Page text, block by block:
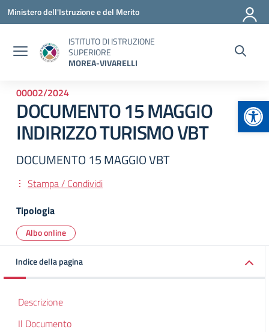
Vai ai contenuti
Vai al menu di navigazione
Vai al footer
Ministero dell'Istruzione e del Merito
ISTITUTO DI ISTRUZIONE
SUPERIORE
MOREA-VIVARELLI
00002/2024
DOCUMENTO 15 MAGGIO
INDIRIZZO TURISMO VBT
DOCUMENTO 15 MAGGIO VBT
Stampa / Condividi
Tipologia
Albo online
Indice della pagina
Descrizione
Il Documento